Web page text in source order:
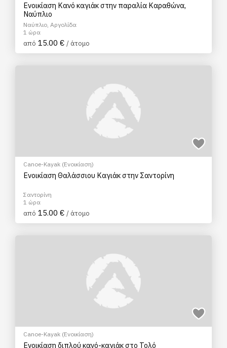
Ενοικίαση Κανό καγιάκ στην παραλία Καραθώνα,
Ναύπλιο
Ναύπλιο, Αργολίδα
1 ώρα
από 15.00 € / άτομο
Canoe-Kayak (Ενοικίαση)
Ενοικίαση Θαλάσσιου Καγιάκ στην Σαντορίνη
Σαντορίνη
1 ώρα
από 15.00 € / άτομο
Canoe-Kayak (Ενοικίαση)
Ενοικίαση διπλού κανό-καγιάκ στο Τολό